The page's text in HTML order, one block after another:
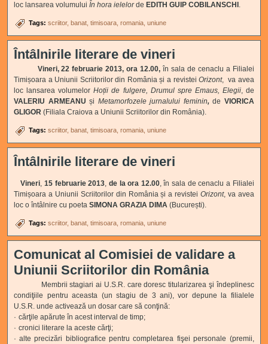
loc lansarea volumuluiÎn hora ielelorde EDITH GUIP COBILANSCHI .
Tags:scriitor banat timisoara romania uniune
Întâlnirile literare de vineri
Vineri, 22 februarie 2013, ora 12.00, în sala de cenaclu a Filialei
Timișoara a Uniunii Scriitorilor din România și a revisteiOrizont, va avea
loc lansarea volumelor Hoții de fulgere, Drumul spre Emaus, Elegii, de
VALERIU ARMEANUși Metamorfozele jurnalului feminin,de VIORICA
GLIGOR(Filiala Craiova a Uniunii Scriitorilor din România).
Tags:scriitor banat timisoara romania uniune
Întâlnirile literare de vineri
Vineri,15 februarie 2013, de la ora 12.00, în sala de cenaclu a Filialei
Timișoara a Uniunii Scriitorilor din România și a revistei Orizont, va avea
loc o întâlnire cu poetaSIMONA GRAZIA DIMA (București).
Tags:scriitor banat timisoara romania uniune
Comunicat al Comisiei de validare a
Uniunii Scriitorilor din România
Membrii stagiari ai U.S.R. care doresc titularizarea şi îndeplinesc
condiţiile pentru aceasta (un stagiu de 3 ani), vor depune la filialele
U.S.R. unde activează un dosar care să conţină:
· cărţile apărute în acest interval de timp;
· cronici literare la aceste cărţi;
· alte precizări bibliografice pentru completarea fişei personale (premii,